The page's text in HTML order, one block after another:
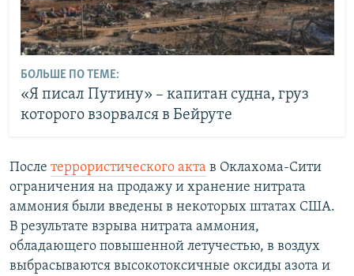
БОЛЬШЕ ПО ТЕМЕ:
«Я писал Путину» – капитан судна, груз
которого взорвался в Бейруте
После террористического акта в Оклахома-Сити
ограничения на продажу и хранение нитрата
аммония были введены в некоторых штатах США.
В результате взрыва нитрата аммония,
обладающего повышенной летучестью, в воздух
выбрасываются высокотоксичные оксиды азота и